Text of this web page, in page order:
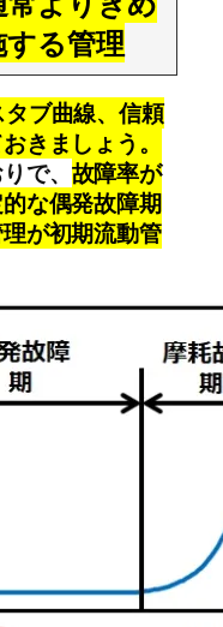
る管理
ブ曲線、信頼
きましょう。
で、 故障率が
な偶発故障期
が初期流動管